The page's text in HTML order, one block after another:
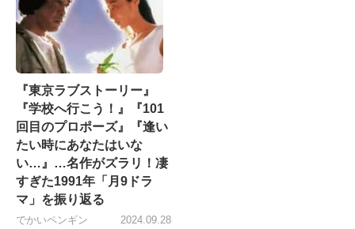
『東京ラブストーリー』
『学校へ行こう！』『101
回目のプロポーズ』『逢い
たい時にあなたはいな
い…』…名作がズラリ！凄
すぎた1991年「月9ドラ
マ」を振り返る
でかいペンギン
2024.09.28